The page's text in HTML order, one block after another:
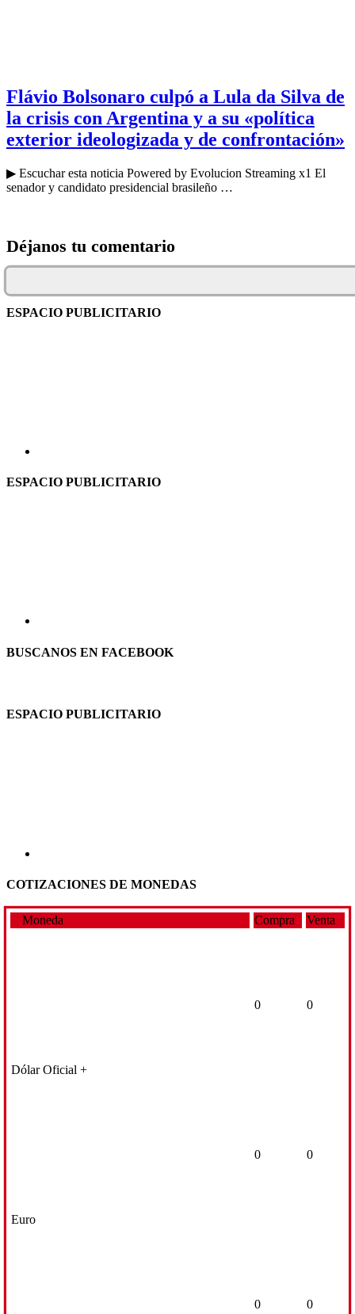
Flávio Bolsonaro culpó a Lula da Silva de
la crisis con Argentina y a su «política
exterior ideologizada y de confrontación»
▶ Escuchar esta noticia Powered by Evolucion Streaming x1 El
senador y candidato presidencial brasileño …
Déjanos tu comentario
ESPACIO PUBLICITARIO
ESPACIO PUBLICITARIO
BUSCANOS EN FACEBOOK
ESPACIO PUBLICITARIO
COTIZACIONES DE MONEDAS
Moneda Compra Venta
Dólar Oficial +
0 0
Euro
0 0
0 0